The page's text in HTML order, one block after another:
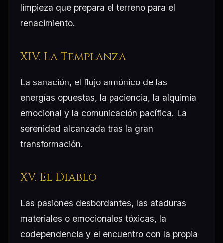
limpieza que prepara el terreno para el
renacimiento.
XIV. La Templanza
La sanación, el flujo armónico de las
energías opuestas, la paciencia, la alquimia
emocional y la comunicación pacífica. La
serenidad alcanzada tras la gran
transformación.
XV. El Diablo
Las pasiones desbordantes, las ataduras
materiales o emocionales tóxicas, la
codependencia y el encuentro con la propia